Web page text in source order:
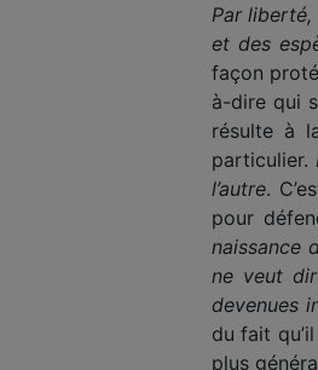
Par
et des
façon
à-dire qui
résulte à
particulier.
l’autre.
pour
naissance
ne veut
devenues
du fait
plus